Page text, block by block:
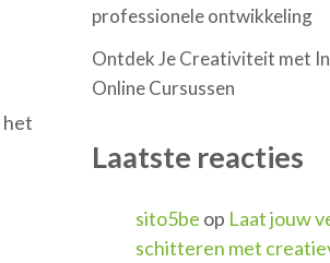
het
professionele ontwikkeling
Ontdek Je Creativiteit met
Online Cursussen
Laatste reacties
sito5be op Laat jouw
schitteren met